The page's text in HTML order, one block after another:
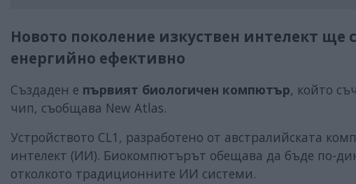
Новото поколение изкуствен интелект ще
енергийно ефективно
Създаден е първият биологичен компютър, който
чип, съобщава New Atlas.
Устройството CL1, разработено от австралийската
интелект (ИИ). Биокомпютърът обещава да бъде по-
отколкото традиционните ИИ системи.